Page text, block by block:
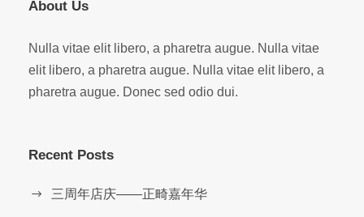
About Us
Nulla vitae elit libero, a pharetra augue. Nulla vitae
elit libero, a pharetra augue. Nulla vitae elit libero, a
pharetra augue. Donec sed odio dui.
Recent Posts
三周年店庆——正畸嘉年华